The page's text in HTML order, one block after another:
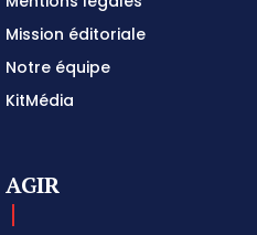
Mission éditoriale
Notre équipe
KitMédia
AGIR